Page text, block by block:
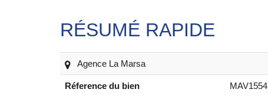
RÉSUMÉ RAPIDE
Agence La Marsa
Réference du bien MAV1554